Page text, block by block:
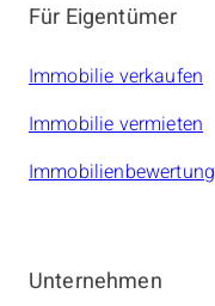
Für Eigentümer
Immobilie verkaufen
Immobilie vermieten
Immobilienbewertung
Unternehmen